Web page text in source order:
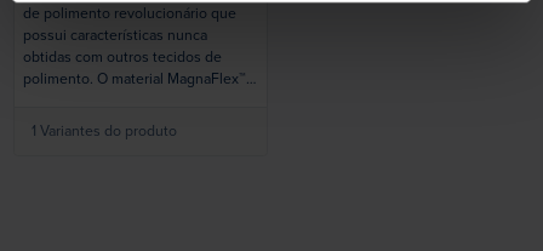
de polimento revolucionário que
possui características nunca
obtidas com outros tecidos de
polimento. O material MagnaFlex™ é
polimento do tipo cogumelo de
metais não ferrosos sem bordas
1 Variantes do produto